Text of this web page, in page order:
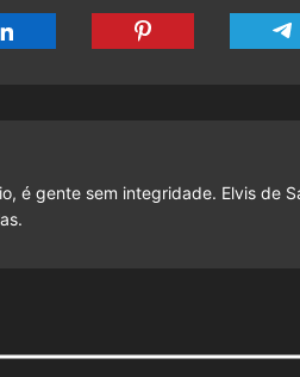
é gente sem integridade. Elvis de